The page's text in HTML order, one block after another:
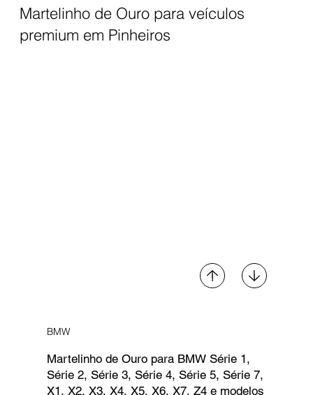
Martelinho de Ouro para veículos
premium em Pinheiros
BMW
Martelinho de Ouro para BMW Série 1,
Série 2, Série 3, Série 4, Série 5, Série 7,
X1, X2, X3, X4, X5, X6, X7, Z4 e modelos